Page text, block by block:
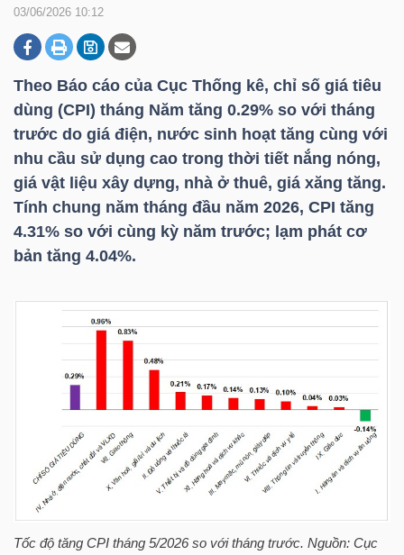
03/06/2026 10:12
Theo Báo cáo của Cục Thống kê, chỉ số giá tiêu
dùng (CPI) tháng Năm tăng 0.29% so với tháng
trước do giá điện, nước sinh hoạt tăng cùng với
nhu cầu sử dụng cao trong thời tiết nắng nóng,
giá vật liệu xây dựng, nhà ở thuê, giá xăng tăng.
Tính chung năm tháng đầu năm 2026, CPI tăng
4.31% so với cùng kỳ năm trước; lạm phát cơ
bản tăng 4.04%.
Tốc độ tăng CPI tháng 5/2026 so với tháng trước. Nguồn: Cục
DOANH
NGHIỆP
BẤT
ĐỘNG
SẢN
TÀI
CHÍNH
HÀNG
KINH
TẾ